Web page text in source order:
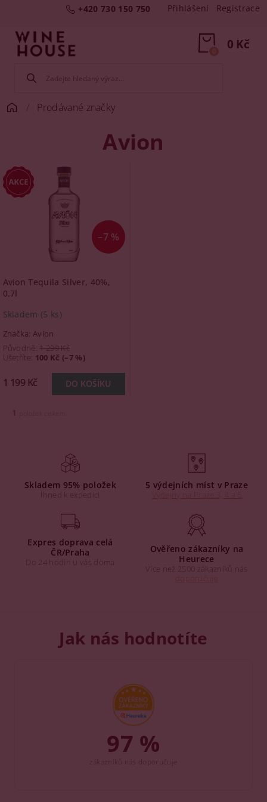
+420 730 150 750 Přihlášení Registrace
0 Kč
0
Prodávané značky
Avion
–7 %
Avion Tequila Silver, 40%,
0,7l
Skladem (5 ks)
Značka: Avion
Původně:1 299 Kč
Ušetříte: 100 Kč (–7 %)
1 199 Kč
1
Skladem 95% položek
Ihned k expedici
5 výdejních míst v Praze
Expres doprava celá
ČR/Praha
Do 24 hodin u vás doma
Ověřeno zákazníky na
Heurece
Více než 2500 zákazníků nás
Jak nás hodnotíte
97 %